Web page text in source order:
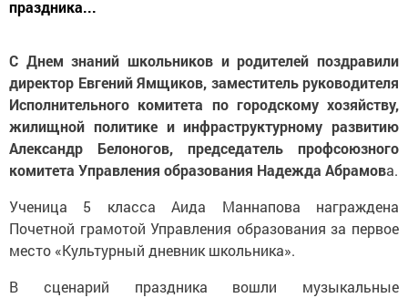
праздника...
С Днем знаний школьников и родителей поздравили
директор Евгений Ямщиков, заместитель руководителя
Исполнительного комитета по городскому хозяйству,
жилищной политике и инфраструктурному развитию
Александр Белоногов, председатель профсоюзного
комитета Управления образования Надежда Абрамова.
Ученица 5 класса Аида Маннапова награждена
Почетной грамотой Управления образования за первое
место «Культурный дневник школьника».
В сценарий праздника вошли музыкальные